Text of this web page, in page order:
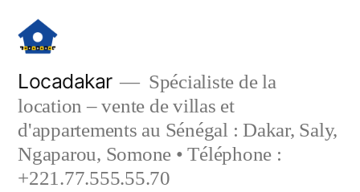
contenu
Locadakar
Spécialiste de la
location – vente de villas et
d'appartements au Sénégal : Dakar, Saly,
Ngaparou, Somone • Téléphone :
+221.77.555.55.70